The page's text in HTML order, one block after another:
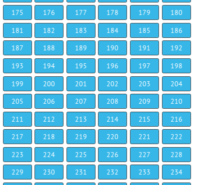
175
176 177 178 179
180
181
182 183 184 185
186
187
188 189 190 191
192
193
194 195 196 197
198
199
200 201 202 203
204
205
206 207 208 209
210
211
212 213 214 215
216
217
218 219 220 221
222
223
224 225 226 227
228
229
230 231 232 233
234